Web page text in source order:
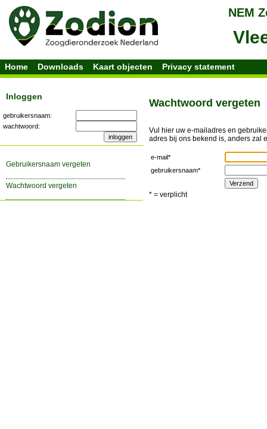
Home Downloads Kaart objecten Privacy statement
Inloggen
gebruikersnaam:
wachtwoord:
gebruikersnaam vergeten
wachtwoord vergeten
Wachtwoord vergeten
Vul hier uw e-mailadres en
adres bij ons bekend is, anders zal
e-mail*
gebruikersnaam*
* = verplicht